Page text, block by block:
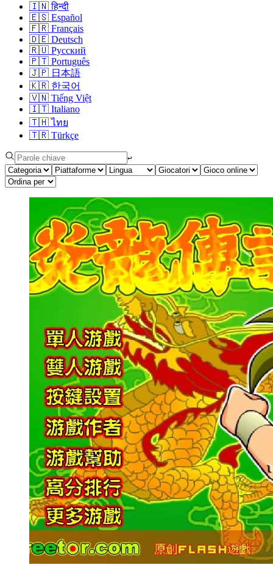
🇮🇳 हिन्दी
🇪🇸 Español
🇫🇷 Français
🇩🇪 Deutsch
🇷🇺 Русский
🇵🇹 Português
🇯🇵 日本語
🇰🇷 한국어
🇻🇳 Tiếng Việt
🇮🇹 Italiano
🇹🇭 ไทย
🇹🇷 Türkçe
↩︎